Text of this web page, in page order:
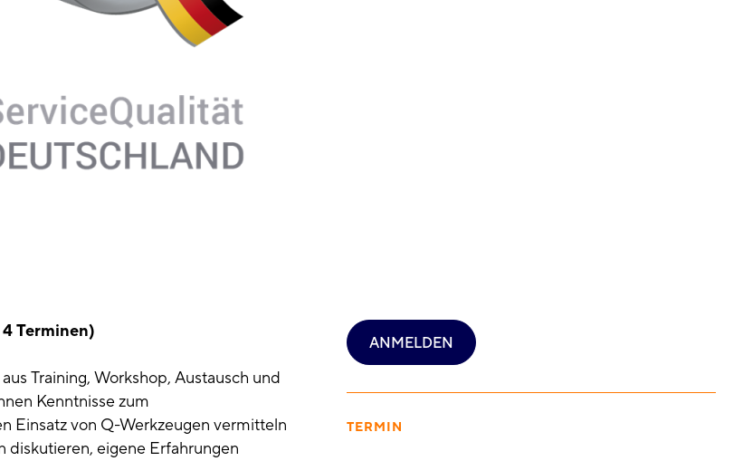
Terminen)
Training, Workshop, Austausch und
Kenntnisse zum
Einsatz von Q-Werkzeugen vermitteln
diskutieren, eigene Erfahrungen
ANMELDEN
TERMIN